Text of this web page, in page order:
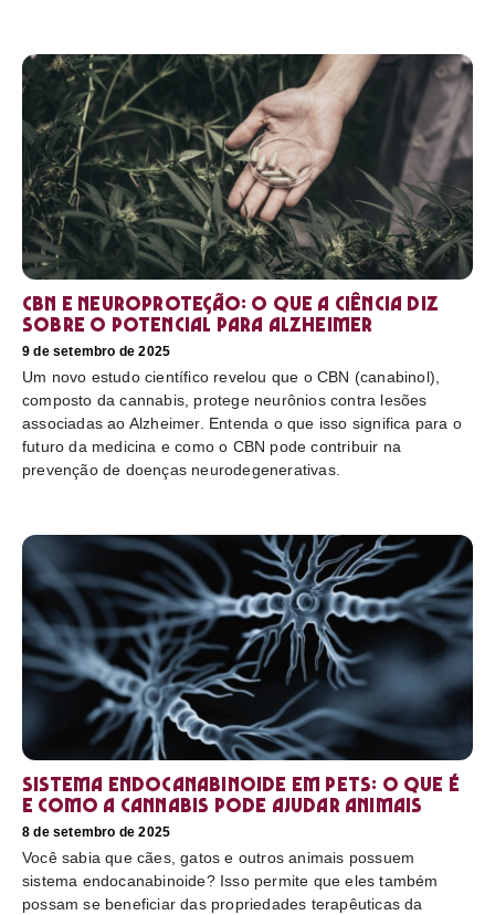
CBN e neuroproteção: o que a ciência diz
sobre o potencial para Alzheimer
9 de setembro de 2025
Um novo estudo científico revelou que o CBN (canabinol),
composto da cannabis, protege neurônios contra lesões
associadas ao Alzheimer. Entenda o que isso significa para o
futuro da medicina e como o CBN pode contribuir na
prevenção de doenças neurodegenerativas.
Sistema endocanabinoide em pets: o que é
e como a cannabis pode ajudar animais
8 de setembro de 2025
Você sabia que cães, gatos e outros animais possuem
sistema endocanabinoide? Isso permite que eles também
possam se beneficiar das propriedades terapêuticas da